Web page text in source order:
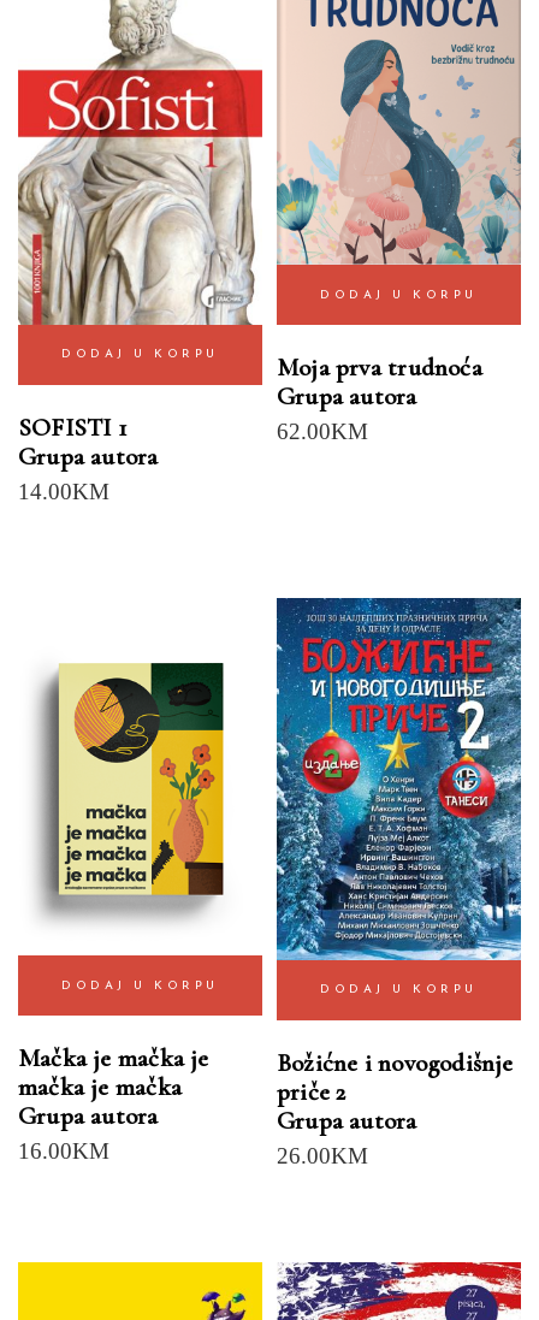
DODAJ U KORPU
SOFISTI 1
Grupa autora
14.00KM
DODAJ U KORPU
Moja prva trudnoća
Grupa autora
62.00KM
DODAJ U KORPU
Mačka je mačka je
mačka je mačka
Grupa autora
16.00KM
DODAJ U KORPU
Božićne i novogodišnje
priče 2
Grupa autora
26.00KM